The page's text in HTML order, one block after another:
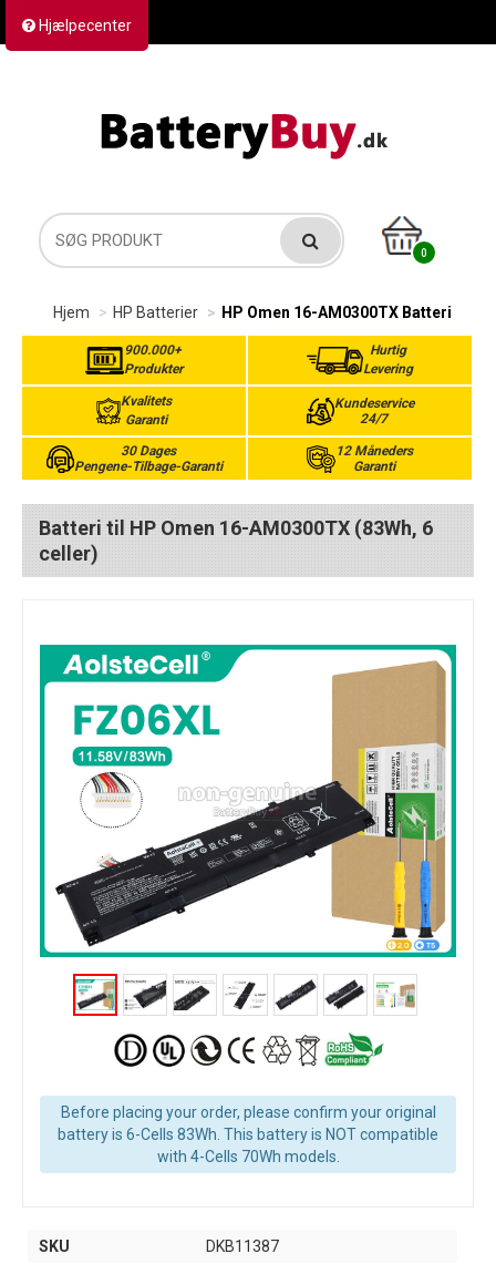
Hjælpecenter
0
Hjem HP Batterier HP Omen 16-AM0300TX Batteri
900.000+
Produkter
Hurtig
Levering
Kvalitets
Garanti
Kundeservice
24/7
30 Dages
Pengene-Tilbage-Garanti
12 Måneders
Garanti
Batteri til HP Omen 16-AM0300TX (83Wh, 6
celler)
Before placing your order, please confirm your original
battery is 6-Cells 83Wh. This battery is NOT compatible
with 4-Cells 70Wh models.
SKU
DKB11387